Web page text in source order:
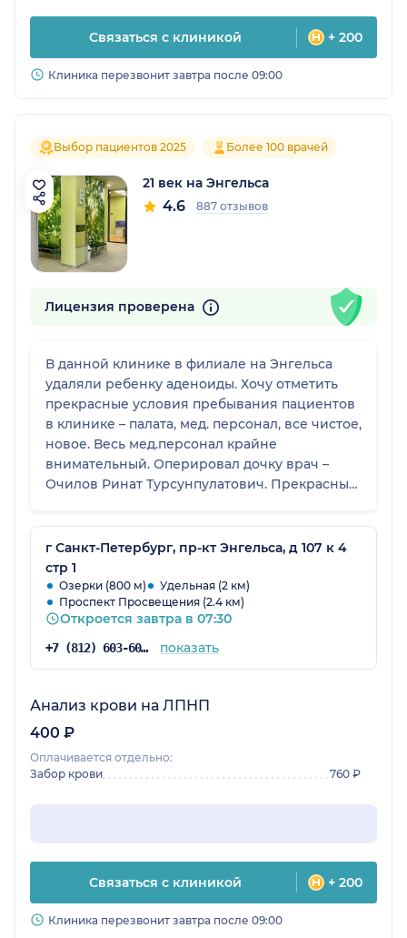
Связаться с клиникой + 200
Клиника перезвонит завтра после 09:00
Выбор пациентов 2025 Более 100 врачей
21 век на Энгельса
4.6 887 отзывов
Лицензия проверена
В данной клинике в филиале на Энгельса
удаляли ребенку аденоиды. Хочу отметить
прекрасные условия пребывания пациентов
в клинике – палата, мед. персонал, все чистое,
новое. Весь мед.персонал крайне
внимательный. Оперировал дочку врач –
Очилов Ринат Турсунпулатович. Прекрасный,
существу. Перед принятием решения, где
оперироваться – получили множество
рекомендаций оперироваться именно у него
и действительно все прошло замечательно.
Дочка ничего не поняла – утром приехали,
разместились в палате, ей принесли пазлы
играть, пришел анестезиолог – подробно
проснулась получила вкусное мороженое.
Пока дочь отходила от наркоза она все время
анестезиолог. При выписке еще и Грамоту
дали как самой смелой и отважной девочке.
г Санкт-Петербург, пр-кт Энгельса, д 107 к 4
стр 1
Озерки (800 м)
Удельная (2 км)
Проспект Просвещения (2.4 км)
Откроется завтра в 07:30
+7 (812) 603-60-42 показать
Анализ крови на ЛПНП
400 ₽
Оплачивается отдельно:
Забор крови
760 ₽
Связаться с клиникой + 200
Клиника перезвонит завтра после 09:00